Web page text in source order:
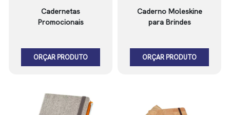
Cadernetas
Promocionais
ORÇAR PRODUTO
Caderno Moleskine
para Brindes
ORÇAR PRODUTO